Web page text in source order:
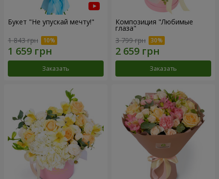
Букет "Не упускай мечту!"
1 843 грн
Заказать
Композиция "Любимые
глаза"
3 799 грн
Заказать